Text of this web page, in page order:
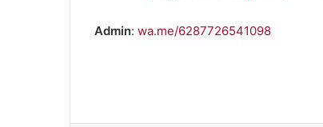
Admin: wa.me/6287726541098